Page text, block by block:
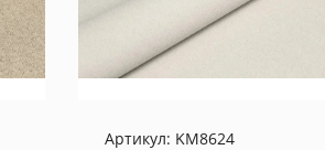
Артикул: KM8624